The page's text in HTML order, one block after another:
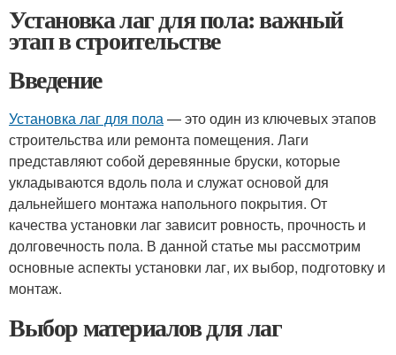
Установка лаг для пола: важный
этап в строительстве
Введение
Установка лаг для пола— это один из ключевых этапов
строительства или ремонта помещения. Лаги
представляют собой деревянные бруски, которые
укладываются вдоль пола и служат основой для
дальнейшего монтажа напольного покрытия. От
качества установки лаг зависит ровность, прочность и
долговечность пола. В данной статье мы рассмотрим
основные аспекты установки лаг, их выбор, подготовку и
монтаж.
Выбор материалов для лаг